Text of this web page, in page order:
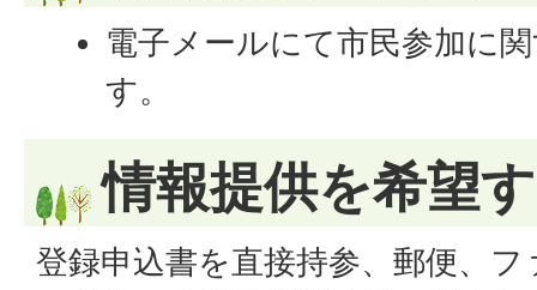
電子メールにて市民参加に
す。
情報提供を希望
登録申込書を直接持参、郵便、